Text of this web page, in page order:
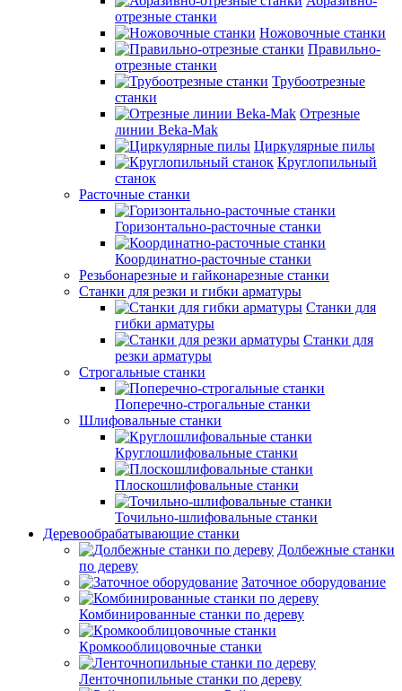
отрезные станки
Ножовочные станки
Правильно-
отрезные станки
Трубоотрезные
станки
Отрезные
линии Beka-Mak
Циркулярные пилы
Круглопильный
станок
Расточные станки
Горизонтально-расточные станки
Координатно-расточные станки
Резьбонарезные и гайконарезные станки
Станки для резки и гибки арматуры
Станки для
гибки арматуры
Станки для
резки арматуры
Строгальные станки
Поперечно-строгальные станки
Шлифовальные станки
Круглошлифовальные станки
Плоскошлифовальные станки
Точильно-шлифовальные станки
Деревообрабатывающие станки
Долбежные станки
по дереву
Заточное оборудование
Комбинированные станки по дереву
Кромкооблицовочные станки
Ленточнопильные станки по дереву